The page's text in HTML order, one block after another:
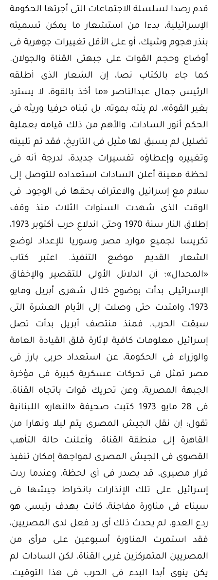
قدم رصدا لسلسلة الاجتماعات التى أجرتها الحكومة
الإسرائيلية، بدءا من استشعار ما يمكن تسميته
بنذر هجوم وشيك، أو على الأقل تغييرات جوهرية فى
أوضاع وحجم القوات على جبهتى القناة والجولان.
كما جاء بالكتاب نصا، إن الشعار الذى أطلقه
الرئيس جمال عبدالناصر «ما أخذ بالقوة، لا يسترد
بغير القوة»، لم ينته بموته. بل تبناه حرفيا وريثه فى
الحكم أنور السادات، والأهم من ذلك قيامه بعملية
تضليل لم يسبق لها مثيل فى التاريخ، فقد تم تليينه
وتغييره وإعطاؤه تفسيرات جديدة، لدرجة أنه فى
لحظة معينة أعلن السادات استعداده للتوصل إلى
سلام مع إسرائيل والاعتراف بحقها فى الوجود. فى
الوقت الذى شهدت السنوات الثلاث منذ وقف
إطلاق النار سنة 1970 وحتى اندلاع حرب أكتوبر 1973،
تكريسا لجميع موارد مصر وسوريا للإعداد لوضع
الشعار القديم موضع التنفيذ. اعتبر كتاب
«المحدال»؛ أن الدلائل الأولى للتقصير والإخفاق
الإسرائيلى بدأت بوضوح خلال شهرى أبريل ومايو
1973، وامتدت حتى وصلت إلى الأيام العشرة التى
سبقت الحرب. فمنذ منتصف أبريل بدأت تصل
إسرائيل معلومات كافية لإثارة قلق القيادة العامة
والوزراء فى الحكومة، عن استعداد حربى بارز فى
مصر تمثل فى تحركات عسكرية كبيرة فى مؤخرة
الجبهة المصرية، وعن تحريك قوات باتجاه القناة.
فى 28 مايو 1973 كتبت صحيفة «النهار» اللبنانية
تقول: إن نقل الجيش المصرى يتم ليلا ونهارا من
القاهرة إلى منطقة القناة. وأعلنت حالة التأهب
القصوى فى الجيش المصرى لمواجهة إمكان تنفيذ
قرار مصيرى، قد يصدر فى أى لحظة. وعندما ردت
إسرائيل على تلك الإنذارات بانخراط جيشها فى
سيناء فى مناورة مفاجئة، كانت بهدف رئيسى هو
ردع العدو، لم يحدث ذلك أى رد فعل لدى المصريين،
فقد استمرت المناورة أسبوعين على مرأى من
المصريين المتمركزين غربى القناة، لكن السادات لم
يكن ينوى أبدا البدء فى الحرب فى هذا التوقيت.